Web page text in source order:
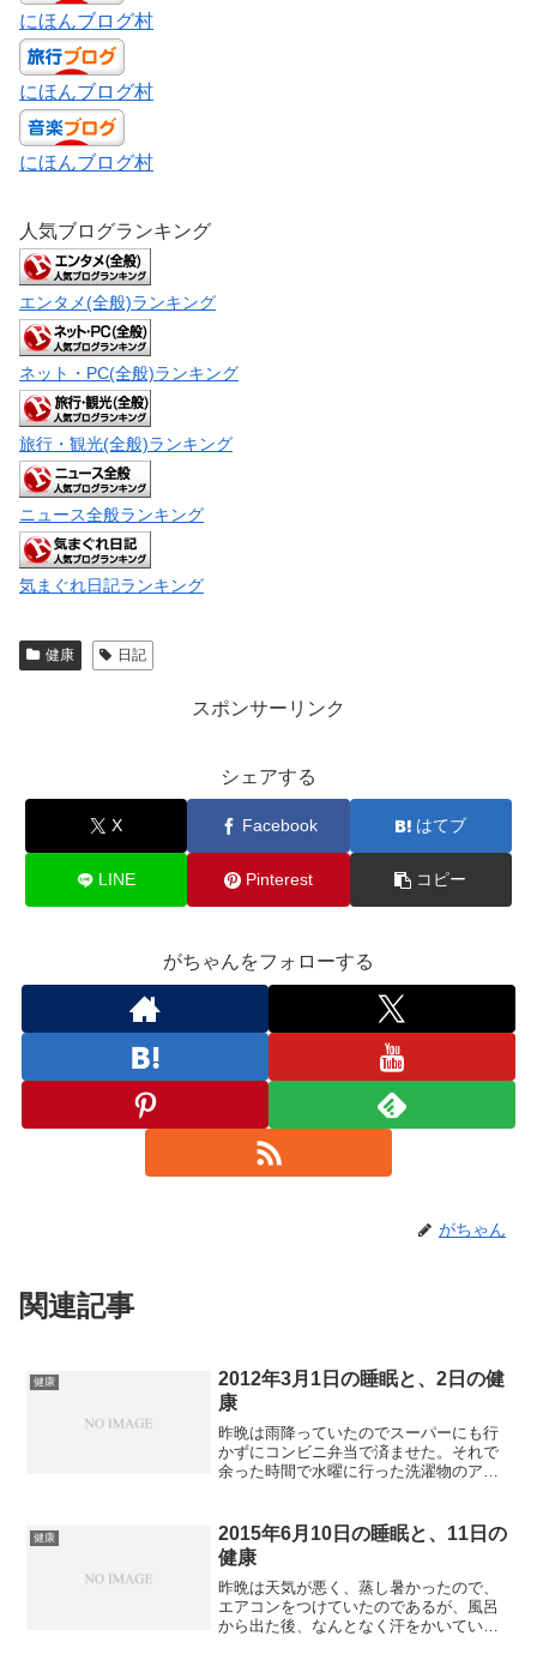
にほんブログ村
にほんブログ村
にほんブログ村
人気ブログランキング
エンタメ(全般)ランキング
ネット・PC(全般)ランキング
旅行・観光(全般)ランキング
ニュース全般ランキング
気まぐれ日記ランキング
健康 日記
スポンサーリンク
シェアする
X Facebook はてブ
LINE Pinterest コピー
がちゃんをフォローする
がちゃん
関連記事
健康
2012年3月1日の睡眠と、2日の健
康
昨晩は雨降っていたのでスーパーにも行
かずにコンビニ弁当で済ませた。それで
余った時間で水曜に行った洗濯物のアイ
にかかってしまい、風呂に入る時間が同
じになった。で寝たのは1...
健康
2015年6月10日の睡眠と、11日の
健康
昨晩は天気が悪く、蒸し暑かったので、
エアコンをつけていたのであるが、風呂
から出た後、なんとなく汗をかいてい